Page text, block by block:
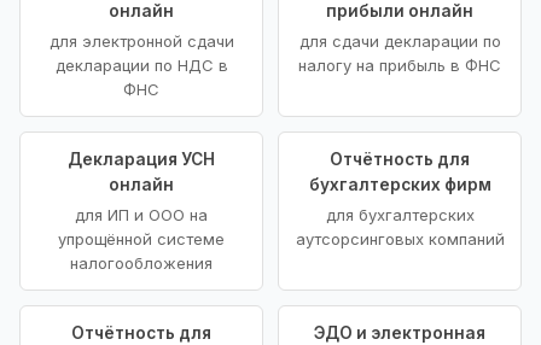
онлайн
для электронной сдачи
декларации по НДС в
ФНС
прибыли онлайн
для сдачи декларации по
налогу на прибыль в ФНС
Декларация УСН
онлайн
для ИП и ООО на
упрощённой системе
налогообложения
Отчётность для
бухгалтерских фирм
для бухгалтерских
аутсорсинговых компаний
Отчётность для
ЭДО и электронная